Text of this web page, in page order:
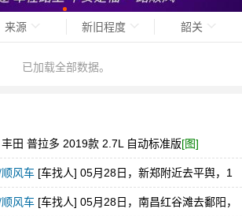
来源 新旧程度 韶关
已加载全部数据。
丰田 普拉多 2019款 2.7L 自动标准版[图]
风车 [车找人] 05月28日，新郑附近去平舆，1
风车 [车找人] 05月28日，南昌红谷滩去鄱阳，